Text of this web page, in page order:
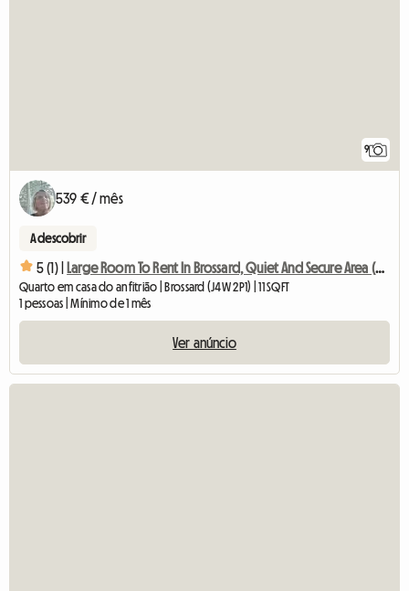
9
539 € / mês
A descobrir
5 (1) | Large Room To Rent In Brossard, Quiet And Secure Area (copy)
Quarto em casa do anfitrião | Brossard (J4W 2P1) | 11 SQFT
1 pessoas | Mínimo de 1 mês
Ver anúncio